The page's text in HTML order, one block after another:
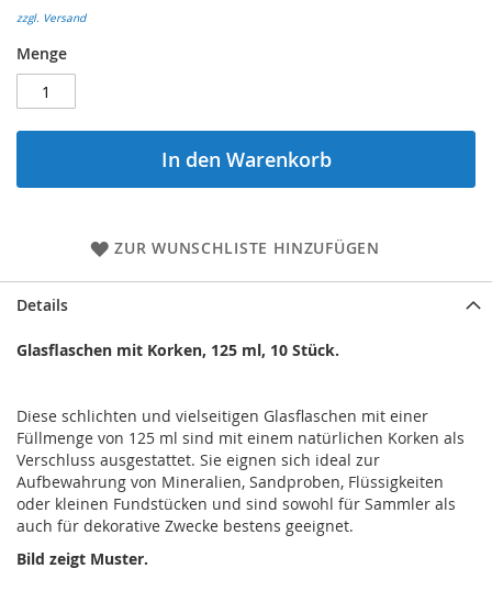
zzgl. Versand
Menge
In den Warenkorb
ZUR WUNSCHLISTE HINZUFÜGEN
Details
Glasflaschen mit Korken, 125 ml, 10 Stück.
Diese schlichten und vielseitigen Glasflaschen mit einer
Füllmenge von 125 ml sind mit einem natürlichen Korken als
Verschluss ausgestattet. Sie eignen sich ideal zur
Aufbewahrung von Mineralien, Sandproben, Flüssigkeiten
oder kleinen Fundstücken und sind sowohl für Sammler als
auch für dekorative Zwecke bestens geeignet.
Bild zeigt Muster.